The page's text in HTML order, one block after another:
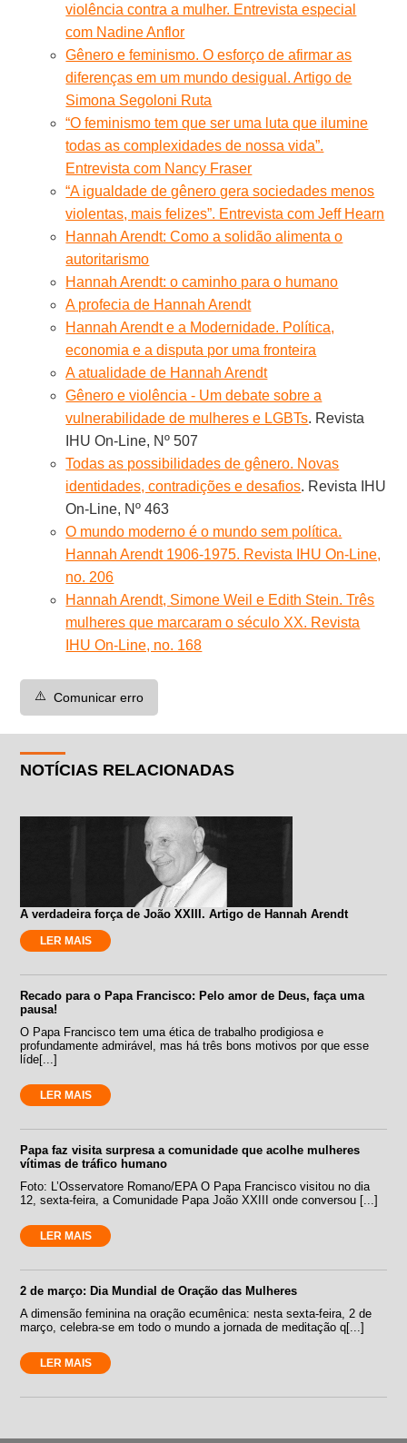
violência contra a mulher. Entrevista especial
com Nadine Anflor
Gênero e feminismo. O esforço de afirmar as
diferenças em um mundo desigual. Artigo de
Simona Segoloni Ruta
“O feminismo tem que ser uma luta que ilumine
todas as complexidades de nossa vida”.
Entrevista com Nancy Fraser
“A igualdade de gênero gera sociedades menos
violentas, mais felizes”. Entrevista com Jeff Hearn
Hannah Arendt: Como a solidão alimenta o
autoritarismo
Hannah Arendt: o caminho para o humano
A profecia de Hannah Arendt
Hannah Arendt e a Modernidade. Política,
economia e a disputa por uma fronteira
A atualidade de Hannah Arendt
Gênero e violência - Um debate sobre a
vulnerabilidade de mulheres e LGBTs. Revista
IHU On-Line, Nº 507
Todas as possibilidades de gênero. Novas
identidades, contradições e desafios. Revista IHU
On-Line, Nº 463
O mundo moderno é o mundo sem política.
Hannah Arendt 1906-1975. Revista IHU On-Line,
no. 206
Hannah Arendt, Simone Weil e Edith Stein. Três
mulheres que marcaram o século XX. Revista
IHU On-Line, no. 168
⚠️ Comunicar erro
NOTÍCIAS RELACIONADAS
A verdadeira força de João XXIII. Artigo de Hannah Arendt
LER MAIS
Recado para o Papa Francisco: Pelo amor de Deus, faça uma
pausa!
O Papa Francisco tem uma ética de trabalho prodigiosa e
profundamente admirável, mas há três bons motivos por que esse
líde[...]
LER MAIS
Papa faz visita surpresa a comunidade que acolhe mulheres
vítimas de tráfico humano
Foto: L’Osservatore Romano/EPA O Papa Francisco visitou no dia
12, sexta-feira, a Comunidade Papa João XXIII onde conversou [...]
LER MAIS
2 de março: Dia Mundial de Oração das Mulheres
A dimensão feminina na oração ecumênica: nesta sexta-feira, 2 de
março, celebra-se em todo o mundo a jornada de meditação q[...]
LER MAIS